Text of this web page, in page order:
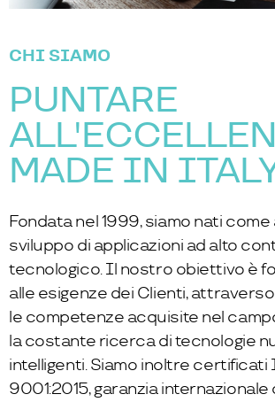
CHI SIAMO
PUNTARE
MADE IN
Fondata nel 1999, siamo nati come
sviluppo di applicazioni ad alto
tecnologico. Il nostro obiettivo è
alle esigenze dei Clienti,
le competenze acquisite nel
la costante ricerca di tecnologie
intelligenti. Siamo inoltre certificati
9001:2015, garanzia